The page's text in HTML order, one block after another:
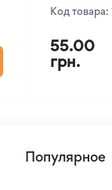
Код товара:
55.00
грн.
Популярное